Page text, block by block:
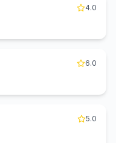
4.0
6.0
5.0